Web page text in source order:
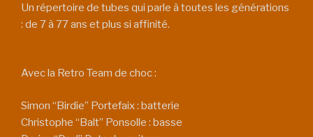
Un répertoire de tubes qui parle à toutes les générations
: de 7 à 77 ans et plus si affinité.
Avec la Retro Team de choc :
Simon “Birdie” Portefaix : batterie
Christophe “Balt” Ponsolle : basse